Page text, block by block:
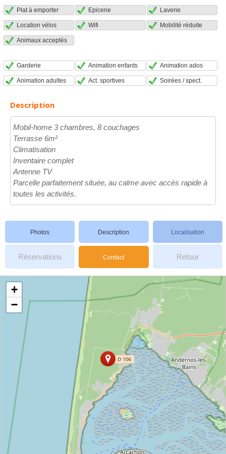
Plat à emporter Epicerie Laverie
Location vélos Wifi Mobilité réduite
Animaux acceptés
Garderie Animation enfants Animation ados
Animation adultes Act. sportives Soirées / spect.
Description
Mobil-home 3 chambres, 8 couchages
Terrasse 6m²
Climatisation
Inventaire complet
Antenne TV
Parcelle parfaitement située, au calme avec accès rapide à
toutes les activités.
Photos Description Localisation
Réservations Contact Retour
+
−